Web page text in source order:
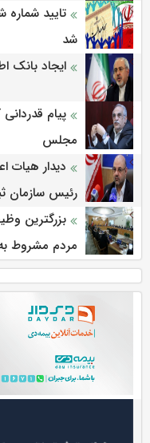
تایید شماره
شد
ایجاد بانک
پیام
مجلس
دیدار هیات
رئیس سازمان
بزرگترین
مردم مشروط